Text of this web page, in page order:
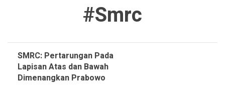
#smrc
SMRC: Pertarungan Pada
Lapisan Atas dan Bawah
Dimenangkan Prabowo